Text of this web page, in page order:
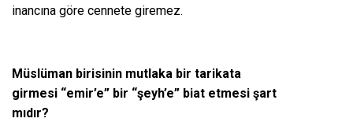
inancına göre cennete giremez.
Müslüman birisinin mutlaka bir tarikata
girmesi “emir’e” bir “şeyh’e” biat etmesi şart
mıdır?